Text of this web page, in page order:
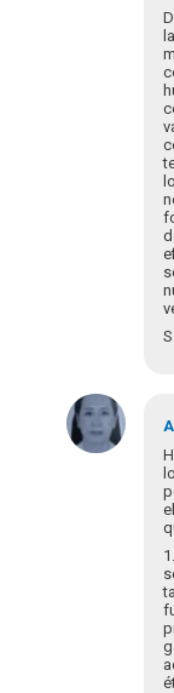
En
respuesta
a
¡Bienvenidos
bienvenidas